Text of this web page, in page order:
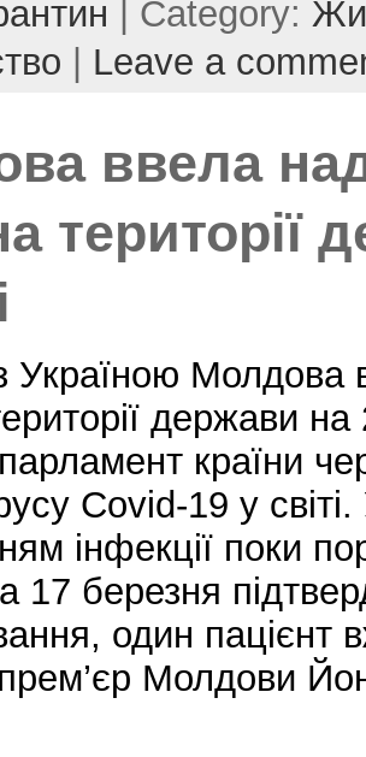
l e | Category:
Leave a
ввела
території
Україною Молдова
держави
країни
Covid-19 у
інфекції поки
17 березня
один пацієнт
Молдови